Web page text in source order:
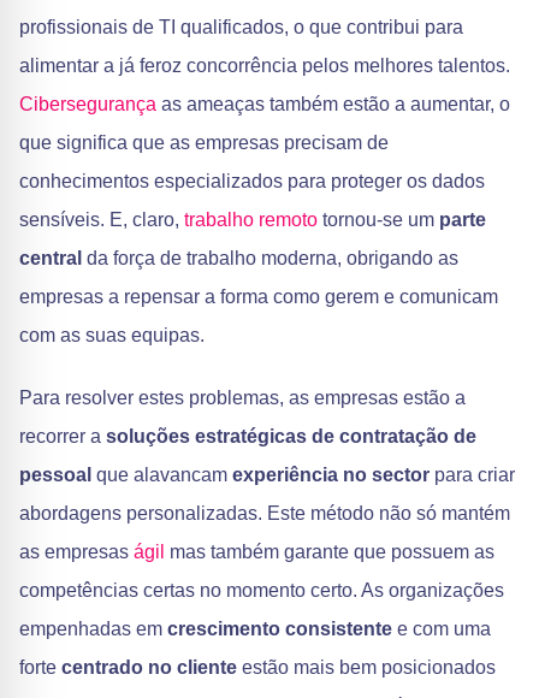
profissionais de TI qualificados, o que contribui para
alimentar a já feroz concorrência pelos melhores talentos.
Cibersegurança as ameaças também estão a aumentar, o
que significa que as empresas precisam de
conhecimentos especializados para proteger os dados
sensíveis. E, claro, trabalho remoto tornou-se um parte
central da força de trabalho moderna, obrigando as
empresas a repensar a forma como gerem e comunicam
com as suas equipas.
Para resolver estes problemas, as empresas estão a
recorrer a soluções estratégicas de contratação de
pessoal que alavancam experiência no sector para criar
abordagens personalizadas. Este método não só mantém
as empresas ágil mas também garante que possuem as
competências certas no momento certo. As organizações
empenhadas em crescimento consistente e com uma
forte centrado no cliente estão mais bem posicionados